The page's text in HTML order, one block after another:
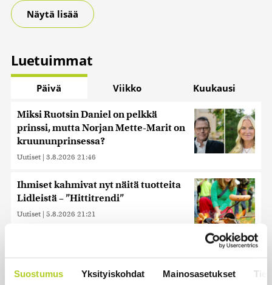
Suostumus Yksityiskohdat Mainosasetukset
Näytä lisää
Luetuimmat
Päivä Viikko Kuukausi
Miksi Ruotsin Daniel on pelkkä
prinssi, mutta Norjan Mette-Marit on
kruununprinsessa?
Uutiset | 3.8.2026 21:46
Ihmiset kahmivat nyt näitä tuotteita
Lidleistä – ”Hittitrendi”
Uutiset | 5.8.2026 21:21
vuosikymmenen jäljessä Venäjän
suorituskyvystä